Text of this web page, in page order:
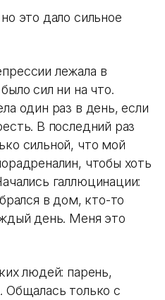
это дало сильное
лежала в
сил ни на что.
один раз в день, если
В последний раз
сильной, что мой
чтобы хоть
галлюцинации:
в дом, кто-то
день. Меня это
людей: парень,
Общалась только с